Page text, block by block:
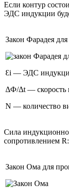
Если контур
ЭДС индукции
Закон Фарадея
Ɛi — ЭДС
ΔФ/Δt — скорость
N — количество
Сила
сопротивлением ​R​:
Закон Ома для